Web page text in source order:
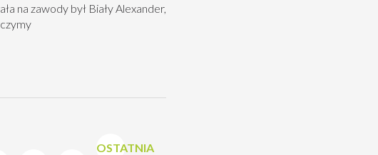
na zawody był Biały Alexander,
OSTATNIA